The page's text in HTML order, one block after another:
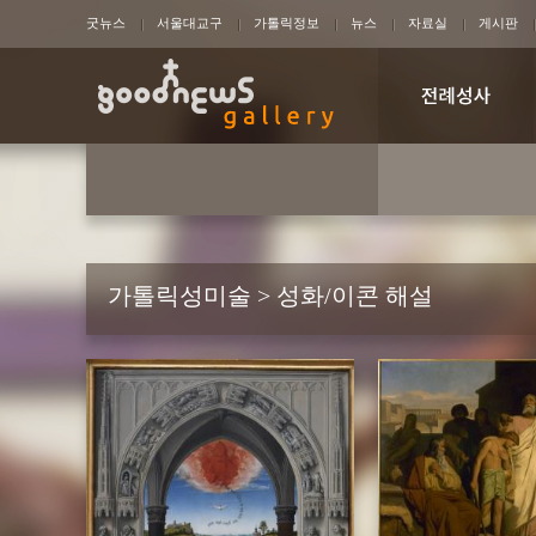
굿뉴스 서울대교구 가톨릭정보 뉴스 자료실 게시판
가톨릭성미술 > 성화/이콘 해설